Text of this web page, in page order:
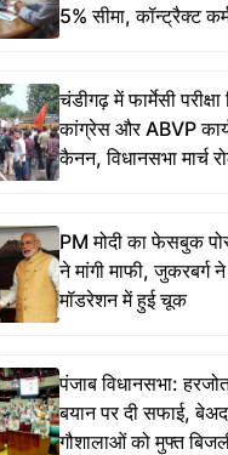
5% सीमा, कॉन्ट्रैक्ट
चंडीगढ़ में फार्मेसी
कांग्रेस और ABVP
कैनन, विधानसभा मार्च
PM मोदी का फेसबुक
ने मांगी माफी, जुकरबर्ग
मॉडरेशन में हुई चूक
पंजाब विधानसभा:
बयान पर दी सफाई,
गौशालाओं को मुफ्त